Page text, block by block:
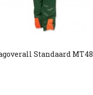
Standaard MT48